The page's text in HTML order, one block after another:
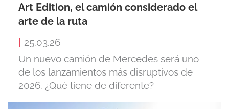
Art Edition, el camión considerado el
arte de la ruta
| 25.03.26
Un nuevo camión de Mercedes será uno
de los lanzamientos más disruptivos de
2026. ¿Qué tiene de diferente?